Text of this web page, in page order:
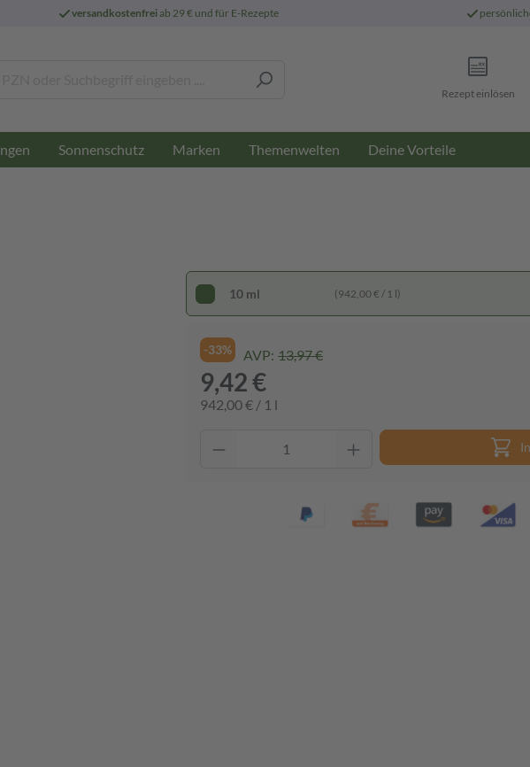
versandkostenfreiab 29 € und für E-Rezepte
Rezept einlösen
Sonnenschutz Marken Themenwelten Deine Vorteile
10 ml (942,00 € / 1 l)
-33% AVP: 13,97 €
9,42 €
942,00 € / 1 l